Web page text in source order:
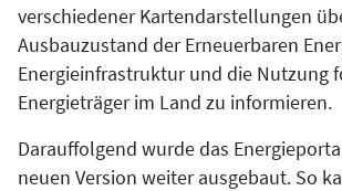
verschiedener Kartendarstellungen
Ausbauzustand der Erneuerbaren
Energieinfrastruktur und die Nutzung
Energieträger im Land zu informieren.
Darauffolgend wurde das
neuen Version weiter ausgebaut. So